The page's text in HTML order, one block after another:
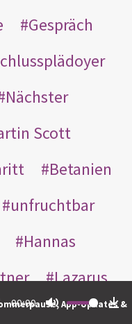
00:00
App-Updates &
Gespräch
Nächster
Scott
Betanien
unfruchtbar
Hannas
Lazarus
Nikodemus